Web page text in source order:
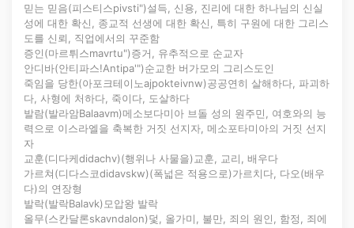
믿는 믿음(피스티스pivsti")설득, 신용, 진리에 대한 하나님의 신실
성에 대한 확신, 종교적 선생에 대한 확신, 특히 구원에 대한 그리스
도를 신뢰, 직업에서의 꾸준함
증인(마르튀스mavrtu")증거, 유추적으로 순교자
안디바(안티파스!Antipa'")순교한 버가모의 그리스도인
죽임을 당한(아포크테이노ajpokteivnw)공공연히 살해하다, 파괴하
다, 사형에 처하다, 죽이다, 도살하다
발람(발라암Balaavm)메소보다미아 브돌 성의 원주민, 여호와의 능
력으로 이스라엘을 축복한 거짓 선지자, 메소포타미아의 거짓 선지
자
교훈(디다케didachv)(행위나 사물을)교훈, 교리, 배우다
가르쳐(디다스코didavskw)(폭넓은 적용으로)가르치다, 다오(배우
다)의 연장형
발락(발락Balavk)모압왕 발락
올무(스칸달론skavndalon)덫, 올가미, 불만, 죄의 원인, 함정, 죄에